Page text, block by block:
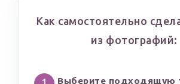
Как самостоятельно
из фотографий:
Выберите подходящую